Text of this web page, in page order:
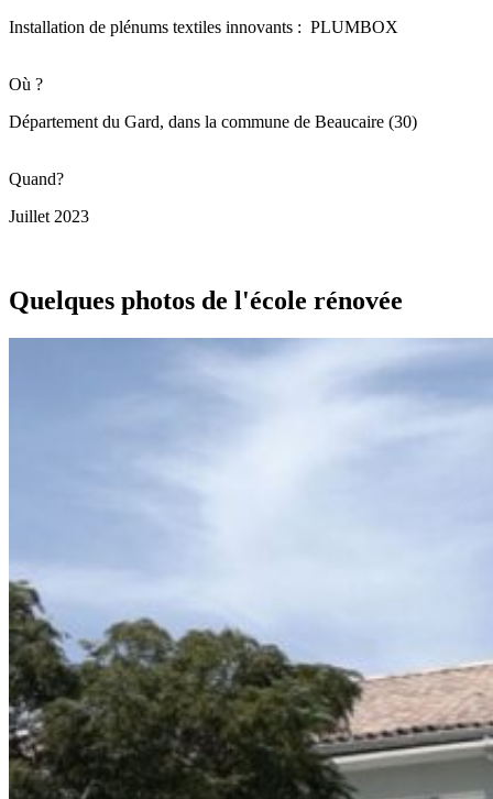
Installation de plénums textiles innovants : PLUMBOX
Où ?
Département du Gard, dans la commune de Beaucaire (30)
Quand?
Juillet 2023
Quelques photos de l'école rénovée